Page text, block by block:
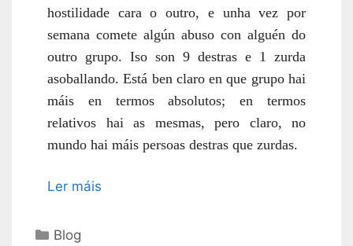
hostilidade cara o outro, e unha vez por
semana comete algún abuso con alguén do
outro grupo. Iso son 9 destras e 1 zurda
asoballando. Está ben claro en que grupo hai
máis en termos absolutos; en termos
relativos hai as mesmas, pero claro, no
mundo hai máis persoas destras que zurdas.
Ler máis
Categorías
Blog